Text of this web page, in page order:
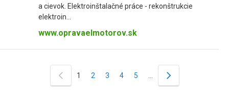
a cievok. Elektroinštalačné práce - rekonštrukcie
elektroin...
www.opravaelmotorov.sk
1 2 3 4 5